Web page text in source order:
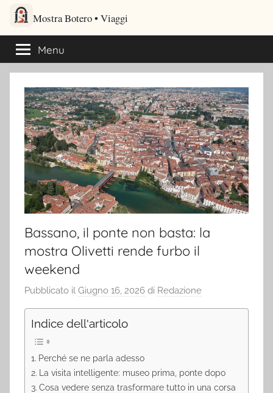
Salta
contenuto
Mostra Botero – Viaggi
Viaggi culturali e itinerari turistici per gli amanti dei viaggi
Menu
Bassano, il ponte non basta: la
mostra Olivetti rende furbo il
weekend
Pubblicato il Giugno 16, 2026 di Redazione
Indice dell'articolo
Perché se ne parla adesso
La visita intelligente: museo prima, ponte dopo
Cosa vedere senza trasformare tutto in una corsa